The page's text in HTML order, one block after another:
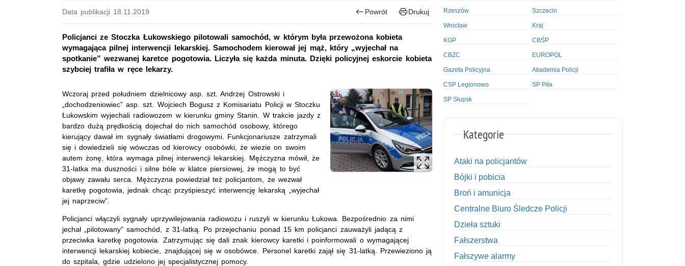
Data publikacji 18.11.2019 Powrót Drukuj
Policjanci ze Stoczka Łukowskiego pilotowali samochód, w którym była przewożona kobieta
wymagająca pilnej interwencji lekarskiej. Samochodem kierował jej mąż, który „wyjechał na
spotkanie” wezwanej karetce pogotowia. Liczyła się każda minuta. Dzięki policyjnej eskorcie kobieta
szybciej trafiła w ręce lekarzy.
Wczoraj przed południem dzielnicowy asp. szt. Andrzej Ostrowski i
„dochodzeniowiec” asp. szt. Wojciech Bogusz z Komisariatu Policji w Stoczku
Łukowskim wyjechali radiowozem w kierunku gminy Stanin. W trakcie jazdy z
bardzo dużą prędkością dojechał do nich samochód osobowy, którego
kierujący dawał im sygnały światłami drogowymi. Funkcjonariusze zatrzymali
się i dowiedzieli się wówczas od kierowcy osobówki, że wiezie on swoim
autem żonę, która wymaga pilnej interwencji lekarskiej. Mężczyzna mówił, że
31-latka ma duszności i silne bóle w klatce piersiowej, że mogą to być
objawy zawału serca. Mężczyzna powiedział też policjantom, że wezwał
karetkę pogotowia, jednak chcąc przyśpieszyć interwencję lekarską „wyjechał
jej naprzeciw”.
Policjanci włączyli sygnały uprzywilejowania radiowozu i ruszyli w kierunku Łukowa. Bezpośrednio za nimi
jechał „pilotowany” samochód, z 31-latką. Po przejechaniu ponad 15 km policjanci zauważyli jadącą z
przeciwka karetkę pogotowia. Zatrzymując się dali znak kierowcy karetki i poinformowali o wymagającej
interwencji lekarskiej kobiecie, znajdującej się w osobówce. Personel karetki zajął się 31-latką. Przewieziono ją
do szpitala, gdzie udzielono jej specjalistycznej pomocy.
Rzeszów Szczecin
Wrocław Kraj
KGP CBŚP
CBZC EUROPOL
Gazeta Policyjna Akademia Policji
CSP Legionowo SP Piła
SP Słupsk
Kategorie
Ataki na policjantów
Bójki i pobicia
Broń i amunicja
Centralne Biuro Śledcze Policji
Dzieła sztuki
Fałszerstwa
Fałszywe alarmy